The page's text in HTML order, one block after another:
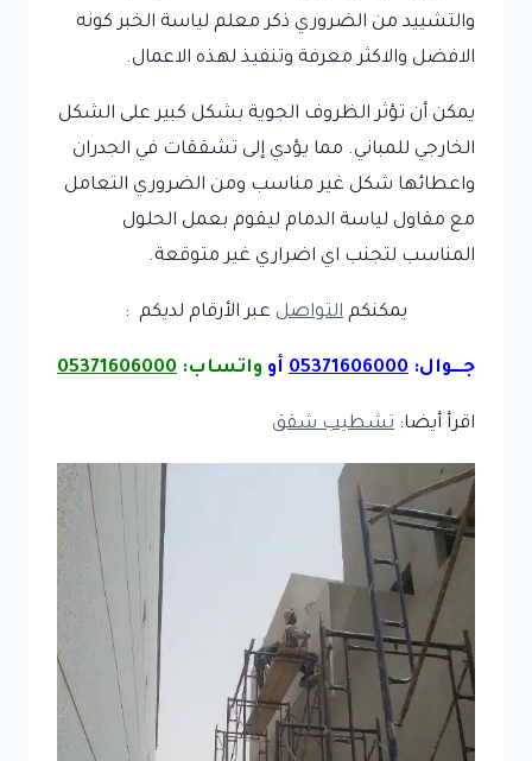
والتشييد من الضروري ذكر معلم لياسة الخبر كونه
الافضل والاكثر معرفة وتنفيذ لهذه الاعمال.
يمكن أن تؤثر الظروف الجوية بشكل كبير على الشكل
الخارجي للمباني. مما يؤدي إلى تشققات في الجدران
واعطائها شكل غير مناسب ومن الضروري التعامل
مع مقاول لياسة الدمام ليقوم بعمل الحلول
المناسب لتجنب اي اضراري غير متوقعة.
يمكنكم التواصل عبر الأرقام لديكم :
جـــوال: 05371606000 أو واتساب: 05371606000
اقرأ أيضا: تشطيب شقق